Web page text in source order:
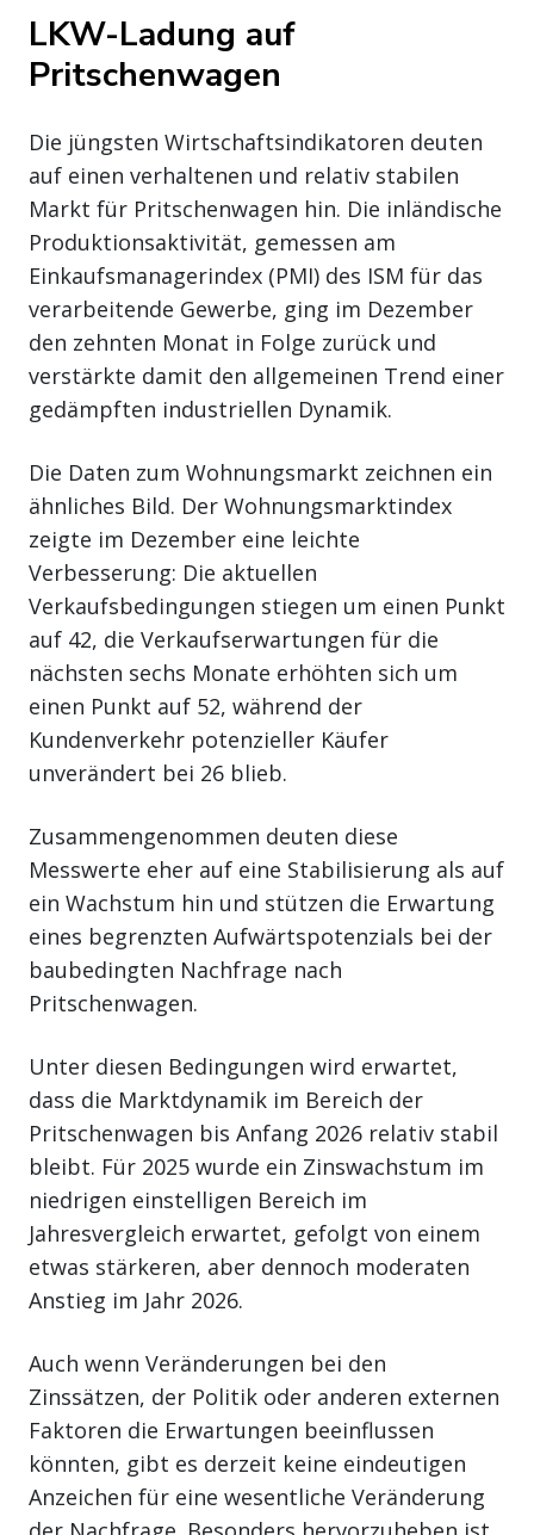
LKW-Ladung auf
Pritschenwagen
Die jüngsten Wirtschaftsindikatoren deuten
auf einen verhaltenen und relativ stabilen
Markt für Pritschenwagen hin. Die inländische
Produktionsaktivität, gemessen am
Einkaufsmanagerindex (PMI) des ISM für das
verarbeitende Gewerbe, ging im Dezember
den zehnten Monat in Folge zurück und
verstärkte damit den allgemeinen Trend einer
gedämpften industriellen Dynamik.
Die Daten zum Wohnungsmarkt zeichnen ein
ähnliches Bild. Der Wohnungsmarktindex
zeigte im Dezember eine leichte
Verbesserung: Die aktuellen
Verkaufsbedingungen stiegen um einen Punkt
auf 42, die Verkaufserwartungen für die
nächsten sechs Monate erhöhten sich um
einen Punkt auf 52, während der
Kundenverkehr potenzieller Käufer
unverändert bei 26 blieb.
Zusammengenommen deuten diese
Messwerte eher auf eine Stabilisierung als auf
ein Wachstum hin und stützen die Erwartung
eines begrenzten Aufwärtspotenzials bei der
baubedingten Nachfrage nach
Pritschenwagen.
Unter diesen Bedingungen wird erwartet,
dass die Marktdynamik im Bereich der
Pritschenwagen bis Anfang 2026 relativ stabil
bleibt. Für 2025 wurde ein Zinswachstum im
niedrigen einstelligen Bereich im
Jahresvergleich erwartet, gefolgt von einem
etwas stärkeren, aber dennoch moderaten
Anstieg im Jahr 2026.
Auch wenn Veränderungen bei den
Zinssätzen, der Politik oder anderen externen
Faktoren die Erwartungen beeinflussen
könnten, gibt es derzeit keine eindeutigen
Anzeichen für eine wesentliche Veränderung